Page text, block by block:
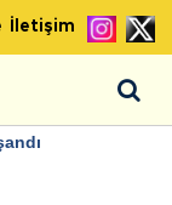
İletişim